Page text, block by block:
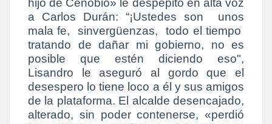
hijo de Cenobio» le despepitó en alta voz
a Carlos Durán: “¡Ustedes son unos
mala fe, sinvergüenzas, todo el tiempo
tratando de dañar mi gobierno, no es
posible que estén diciendo eso",
Lisandro le aseguró al gordo que el
desespero lo tiene loco a él y sus amigos
de la plataforma. El alcalde desencajado,
alterado, sin poder contenerse, «perdió